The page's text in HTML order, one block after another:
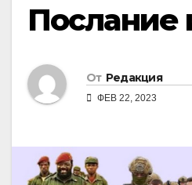
Послание
От Редакция
ФЕВ 22, 2023